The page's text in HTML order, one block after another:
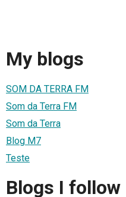
My blogs
SOM DA TERRA FM
Som da Terra FM
Som da Terra
Blog M7
Teste
Blogs I follow